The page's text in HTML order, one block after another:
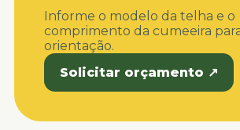
Informe o modelo da telha e o
comprimento da cumeeira
orientação.
Solicitar orçamento ↗